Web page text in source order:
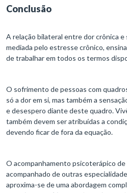
Conclusão
A relação bilateral entre dor crônica
mediada pelo estresse crônico,
de trabalhar em todos os termos
O sofrimento de pessoas com
só a dor em si, mas também a
e desespero diante deste quadro.
também devem ser atribuídas a
devendo ficar de fora da equação.
O acompanhamento psicoterápico de
acompanhado de outras
aproxima-se de uma abordagem